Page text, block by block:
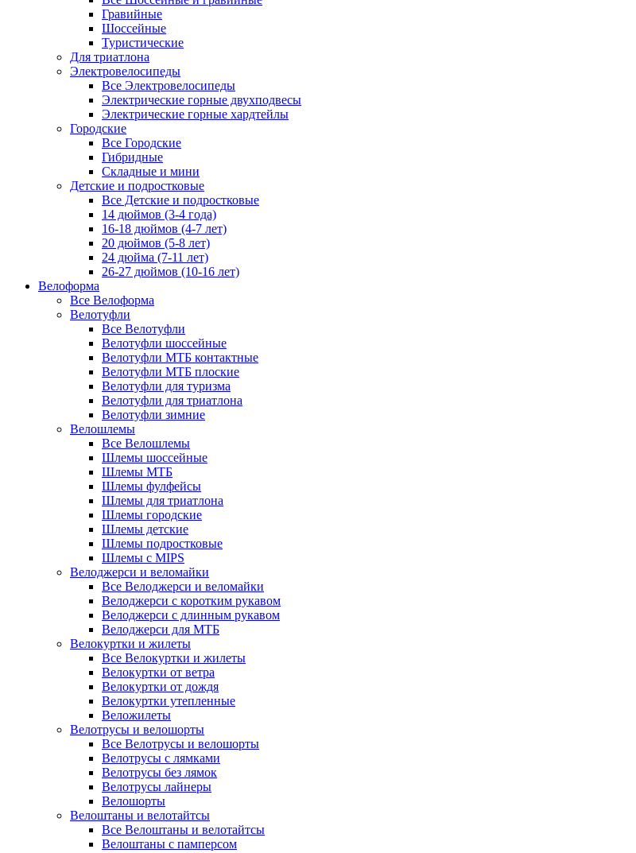
Гравийные
Шоссейные
Туристические
Для триатлона
Электровелосипеды
Все Электровелосипеды
Электрические горные двухподвесы
Электрические горные хардтейлы
Городские
Все Городские
Гибридные
Складные и мини
Детские и подростковые
Все Детские и подростковые
14 дюймов (3-4 года)
16-18 дюймов (4-7 лет)
20 дюймов (5-8 лет)
24 дюйма (7-11 лет)
26-27 дюймов (10-16 лет)
Велоформа
Все Велоформа
Велотуфли
Все Велотуфли
Велотуфли шоссейные
Велотуфли МТБ контактные
Велотуфли МТБ плоские
Велотуфли для туризма
Велотуфли для триатлона
Велотуфли зимние
Велошлемы
Все Велошлемы
Шлемы шоссейные
Шлемы МТБ
Шлемы фулфейсы
Шлемы для триатлона
Шлемы городские
Шлемы детские
Шлемы подростковые
Шлемы с MIPS
Велоджерси и веломайки
Все Велоджерси и веломайки
Велоджерси с коротким рукавом
Велоджерси с длинным рукавом
Велоджерси для МТБ
Велокуртки и жилеты
Все Велокуртки и жилеты
Велокуртки от ветра
Велокуртки от дождя
Велокуртки утепленные
Веложилеты
Велотрусы и велошорты
Все Велотрусы и велошорты
Велотрусы с лямками
Велотрусы без лямок
Велотрусы лайнеры
Велошорты
Велоштаны и велотайтсы
Все Велоштаны и велотайтсы
Велоштаны с памперсом